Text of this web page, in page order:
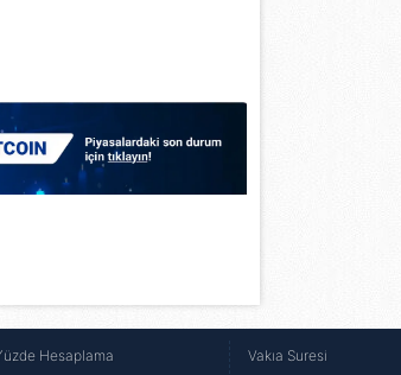
Hesaplama
Vakıa Suresi